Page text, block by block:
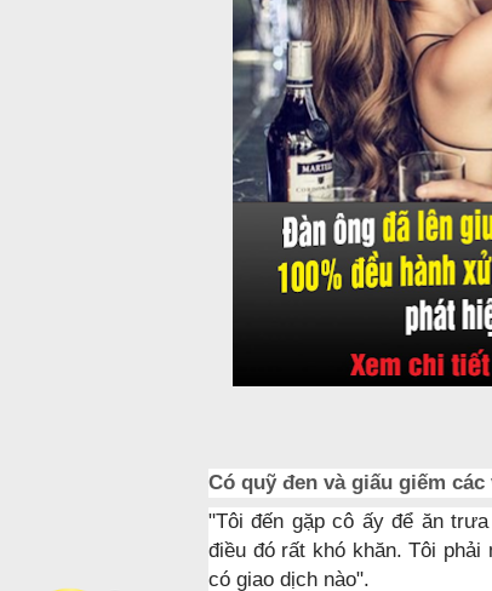
Có quỹ đen và giấu giếm
"Tôi đến gặp cô ấy để ăn
điều đó rất khó khăn. Tôi
có giao dịch nào".